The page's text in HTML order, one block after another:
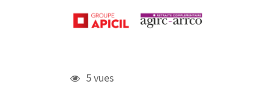
5 vues